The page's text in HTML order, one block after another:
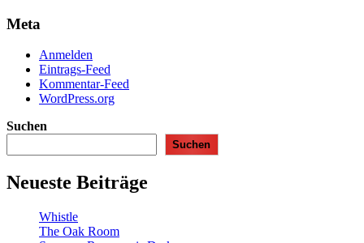
Meta
Anmelden
Eintrags-Feed
Kommentar-Feed
WordPress.org
Suchen
Suchen
Neueste Beiträge
Whistle
The Oak Room